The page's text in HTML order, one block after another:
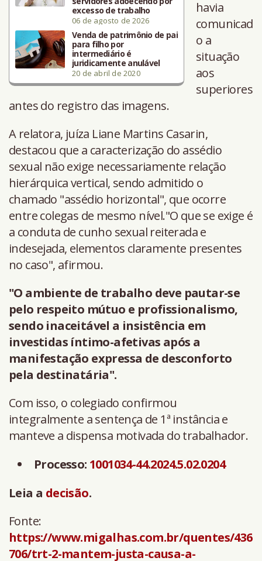
excesso de trabalho
06 de agosto de 2026
Venda de patrimônio de pai
para filho por
intermediário é
juridicamente anulável
20 de abril de 2020
havia
comunicad
o a
situação
aos
superiores
antes do registro das imagens.
A relatora, juíza Liane Martins Casarin,
destacou que a caracterização do assédio
sexual não exige necessariamente relação
hierárquica vertical, sendo admitido o
chamado "assédio horizontal", que ocorre
entre colegas de mesmo nível."O que se exige é
a conduta de cunho sexual reiterada e
indesejada, elementos claramente presentes
no caso", afirmou.
"O ambiente de trabalho deve pautar-se
pelo respeito mútuo e profissionalismo,
sendo inaceitável a insistência em
investidas íntimo-afetivas após a
manifestação expressa de desconforto
pela destinatária".
Com isso, o colegiado confirmou
integralmente a sentença de 1ª instância e
manteve a dispensa motivada do trabalhador.
Processo: 1001034-44.2024.5.02.0204
Leia a decisão.
Fonte:
https://www.migalhas.com.br/quentes/436
706/trt-2-mantem-justa-causa-a-